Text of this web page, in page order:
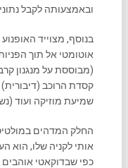
ובאמצעותה לקבל
אוטומטי אל תוך
(מבוססת על מנגנון
קסדת הרוכב
שמיעת מוזיקה ועוד
החלק המדהים
אותי לקניה שלו, הוא
כפי שבדוקאטי